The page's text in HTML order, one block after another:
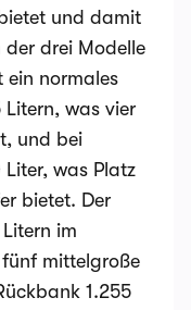
und damit
der drei Modelle
ein normales
was vier
und bei
was Platz
bietet. Der
im
mittelgroße
1.255